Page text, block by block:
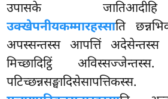
उपासके
उक्खेपनीयकम्मारहस्साति
अपस्सन्तस्स आपत्तिं अदेसेन्तस्स
मिच्छादिट्ठिं
पटिच्छन्नसङ्घादिसेसापत्तिकस्स.